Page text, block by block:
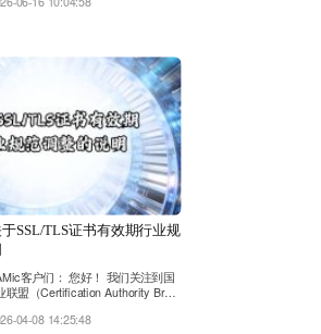
机构、重点企业及产业链合作伙
当前，煤焦化行业正处于数字化
的关键阶段。随着“双碳”目标持续
能、工业……
SSL/TLS证书有效期行业规
客户们： 您好！ 我们关注到国
联盟（Certification Authority Brow
年4月通过了SC-081v3提案。根
2026年3月15日起，所有重要的公
04-08 14:25:48